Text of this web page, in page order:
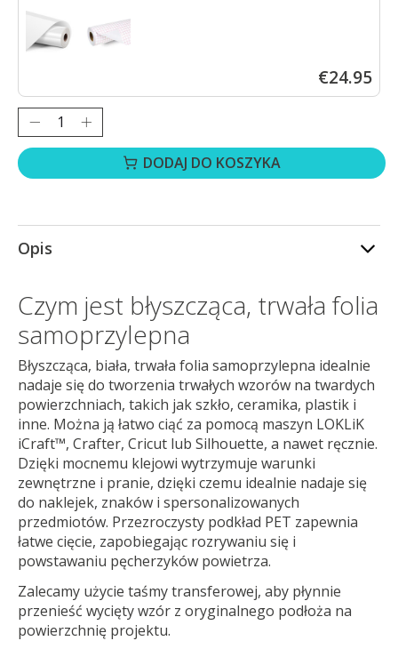
€24.95
LOKLiK Trwały klej winylowy błyszczący – biały – 30,5 x 180 cm
DODAJ DO KOSZYKA
Opis
Czym jest błyszcząca, trwała folia
samoprzylepna
Błyszcząca, biała, trwała folia samoprzylepna idealnie
nadaje się do tworzenia trwałych wzorów na twardych
powierzchniach, takich jak szkło, ceramika, plastik i
inne. Można ją łatwo ciąć za pomocą maszyn LOKLiK
iCraft™, Crafter, Cricut lub Silhouette, a nawet ręcznie.
Dzięki mocnemu klejowi wytrzymuje warunki
zewnętrzne i pranie, dzięki czemu idealnie nadaje się
do naklejek, znaków i spersonalizowanych
przedmiotów. Przezroczysty podkład PET zapewnia
łatwe cięcie, zapobiegając rozrywaniu się i
powstawaniu pęcherzyków powietrza.
Zalecamy użycie taśmy transferowej, aby płynnie
przenieść wycięty wzór z oryginalnego podłoża na
powierzchnię projektu.